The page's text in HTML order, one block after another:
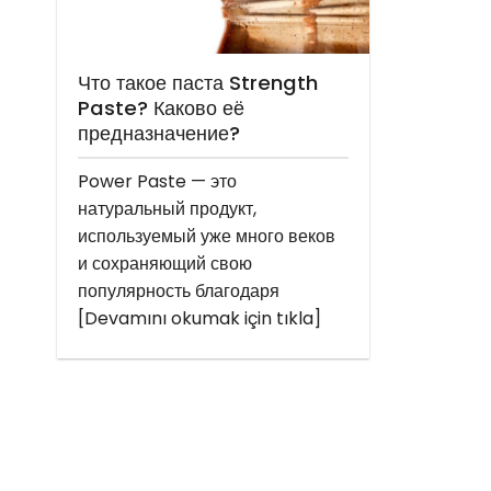
Что такое паста Strength
Paste? Каково её
предназначение?
Power Paste — это
натуральный продукт,
используемый уже много веков
и сохраняющий свою
популярность благодаря
[Devamını okumak için tıkla]